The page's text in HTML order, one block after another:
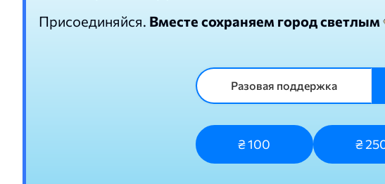
Присоединяйся. Вместе сохраняем город светлым
Разовая поддержка
₴ 100 ₴